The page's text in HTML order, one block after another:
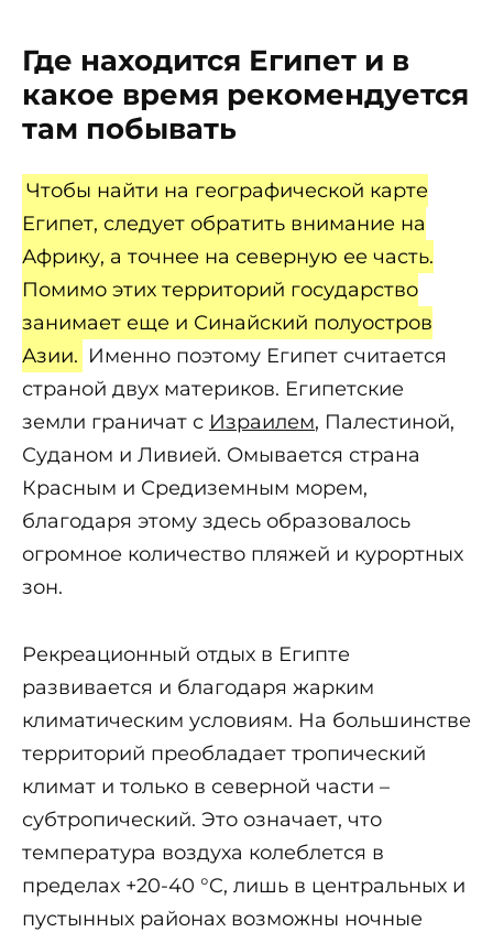
Где находится Египет и в
какое время рекомендуется
там побывать
Чтобы найти на географической карте
Египет, следует обратить внимание на
Африку, а точнее на северную ее часть.
Помимо этих территорий государство
занимает еще и Синайский полуостров
Азии. Именно поэтому Египет считается
страной двух материков. Египетские
земли граничат с Израилем, Палестиной,
Суданом и Ливией. Омывается страна
Красным и Средиземным морем,
благодаря этому здесь образовалось
огромное количество пляжей и курортных
зон.
Рекреационный отдых в Египте
развивается и благодаря жарким
климатическим условиям. На большинстве
территорий преобладает тропический
климат и только в северной части –
субтропический. Это означает, что
температура воздуха колеблется в
пределах +20-40 °C, лишь в центральных и
пустынных районах возможны ночные